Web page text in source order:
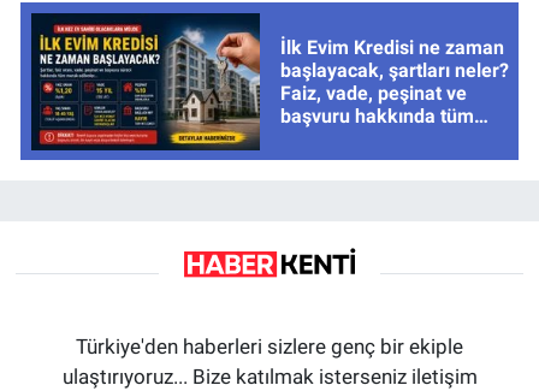
İlk Evim Kredisi ne zaman
başlayacak, şartları neler?
Faiz, vade, peşinat ve
başvuru hakkında tüm
Türkiye'den haberleri sizlere genç bir ekiple
ulaştırıyoruz... Bize katılmak isterseniz iletişim